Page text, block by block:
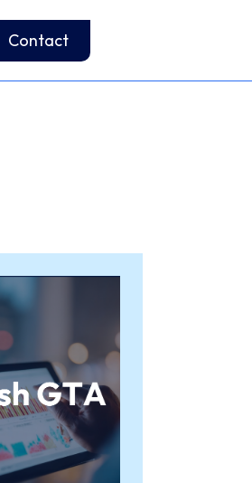
Contact